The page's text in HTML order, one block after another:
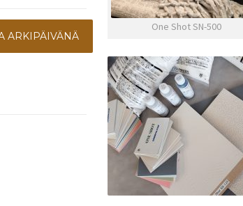
ARKIPÄIVÄNÄ
One Shot SN-500